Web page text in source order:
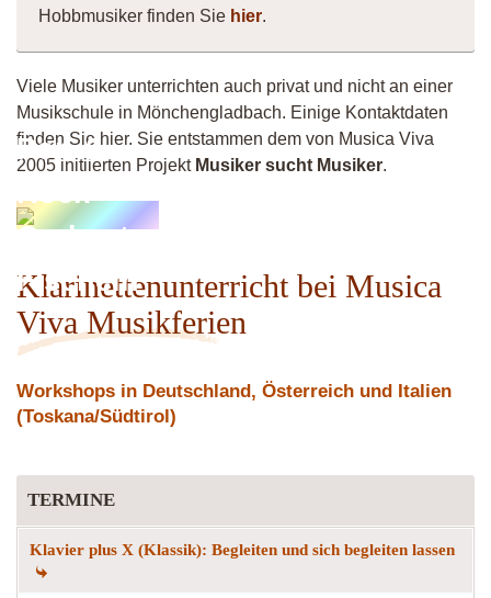
Hobbmusiker finden Sie hier.
Viele Musiker unterrichten auch privat und nicht an einer
Musikschule in Mönchengladbach. Einige Kontaktdaten
finden Sie hier. Sie entstammen dem von Musica Viva
2005 initiierten Projekt Musiker sucht Musiker.
Pop &
Rock
Orchester
Fischeln
Klarinettenunterricht bei Musica
Viva Musikferien
Workshops in Deutschland, Österreich und Italien
(Toskana/Südtirol)
TERMINE
Klavier plus X (Klassik): Begleiten und sich begleiten lassen